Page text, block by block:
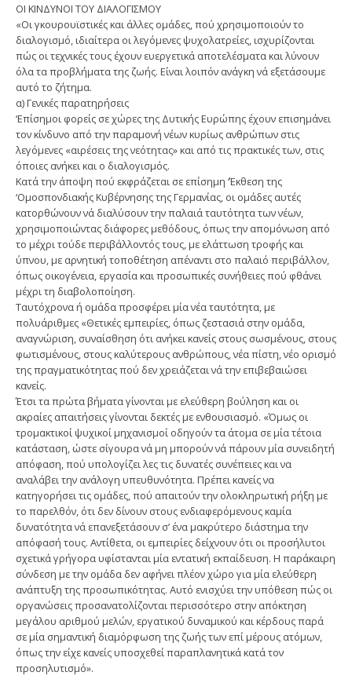
ΟΙ ΚΙΝΔΥΝΟΙ ΤΟΥ ΔΙΑΛΟΓΙΣΜΟΥ
«Οι γκουρουϊστικές και άλλες ομάδες, πού χρησιμοποιούν το
διαλογισμό, ιδιαίτερα οι λεγόμενες ψυχολατρείες, ισχυρίζονται
πώς οι τεχνικές τους έχουν ευεργετικά αποτελέσματα και λύνουν
όλα τα προβλήματα της ζωής. Είναι λοιπόν ανάγκη νά εξετάσουμε
αυτό το ζήτημα.
α) Γενικές παρατηρήσεις
‘Επίσημοι φορείς σε χώρες της Δυτικής Ευρώπης έχουν επισημάνει
τον κίνδυνο από την παραμονή νέων κυρίως ανθρώπων στις
λεγόμενες «αιρέσεις της νεότητας» και από τις πρακτικές των, στις
όποιες ανήκει και ο διαλογισμός.
Κατά την άποψη πού εκφράζεται σε επίσημη ‘Έκθεση της
‘Ομοσπονδιακής Κυβέρνησης της Γερμανίας, οι ομάδες αυτές
κατορθώνουν νά διαλύσουν την παλαιά ταυτότητα των νέων,
χρησιμοποιώντας διάφορες μεθόδους, όπως την απομόνωση από
το μέχρι τούδε περιβάλλοντός τους, με ελάττωση τροφής και
ύπνου, με αρνητική τοποθέτηση απέναντι στο παλαιό περιβάλλον,
όπως οικογένεια, εργασία και προσωπικές συνήθειες πού φθάνει
μέχρι τη διαβολοποίηση.
Ταυτόχρονα ή ομάδα προσφέρει μία νέα ταυτότητα, με
πολυάριθμες «Θετικές εμπειρίες, όπως ζεστασιά στην ομάδα,
αναγνώριση, συναίσθηση ότι ανήκει κανείς στους σωσμένους, στους
φωτισμένους, στους καλύτερους ανθρώπους, νέα πίστη, νέο ορισμό
της πραγματικότητας πού δεν χρειάζεται νά την επιβεβαιώσει
κανείς.
Έτσι τα πρώτα βήματα γίνονται με ελεύθερη βούληση και οι
ακραίες απαιτήσεις γίνονται δεκτές με ενθουσιασμό. «Όμως οι
τρομακτικοί ψυχικοί μηχανισμοί οδηγούν τα άτομα σε μία τέτοια
κατάσταση, ώστε σίγουρα νά μη μπορούν νά πάρουν μία συνειδητή
απόφαση, πού υπολογίζει λες τις δυνατές συνέπειες και να
αναλάβει την ανάλογη υπευθυνότητα. Πρέπει κανείς να
κατηγορήσει τις ομάδες, πού απαιτούν την ολοκληρωτική ρήξη με
το παρελθόν, ότι δεν δίνουν στους ενδιαφερόμενους καμία
δυνατότητα νά επανεξετάσουν σ’ ένα μακρύτερο διάστημα την
απόφασή τους. Αντίθετα, οι εμπειρίες δείχνουν ότι οι προσήλυτοι
σχετικά γρήγορα υφίστανται μία εντατική εκπαίδευση. Η παράκαιρη
σύνδεση με την ομάδα δεν αφήνει πλέον χώρο για μία ελεύθερη
ανάπτυξη της προσωπικότητας. Αυτό ενισχύει την υπόθεση πώς οι
οργανώσεις προσανατολίζονται περισσότερο στην απόκτηση
μεγάλου αριθμού μελών, εργατικού δυναμικού και κέρδους παρά
σε μία σημαντική διαμόρφωση της ζωής των επί μέρους ατόμων,
όπως την είχε κανείς υποσχεθεί παραπλανητικά κατά τον
προσηλυτισμό».